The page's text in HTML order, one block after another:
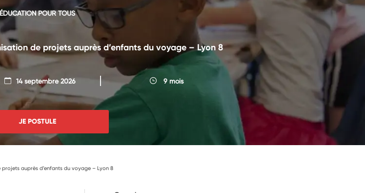
ÉDUCATION POUR TOUS
de projets auprès d’enfants du voyage – Lyon 8
14 septembre 2026 9 mois
JE POSTULE
auprès d’enfants du voyage – Lyon 8